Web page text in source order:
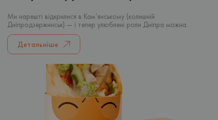
Ми нарешті відкрилися в Кам’янському (колишній
Дніпродзержинськ) — і тепер улюблені роли Дніпра можна
замовити і тут! Що ми пропонуємо?
Детальніше